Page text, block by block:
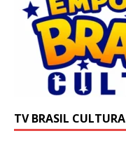
TV BRASIL CULTURA